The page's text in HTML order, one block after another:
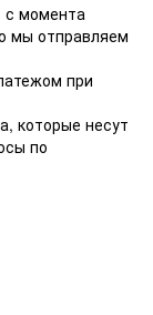
с момента
мы отправляем
при
которые несут
по